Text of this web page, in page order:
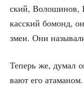
ский, Воло­ши­нов,
кас­ский бомонд,
змеи. Они
Теперь же, думал
ва­ют его атаманом.